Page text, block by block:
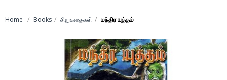
Home Books சிறுகதைகள் மந்திர யுத்தம்